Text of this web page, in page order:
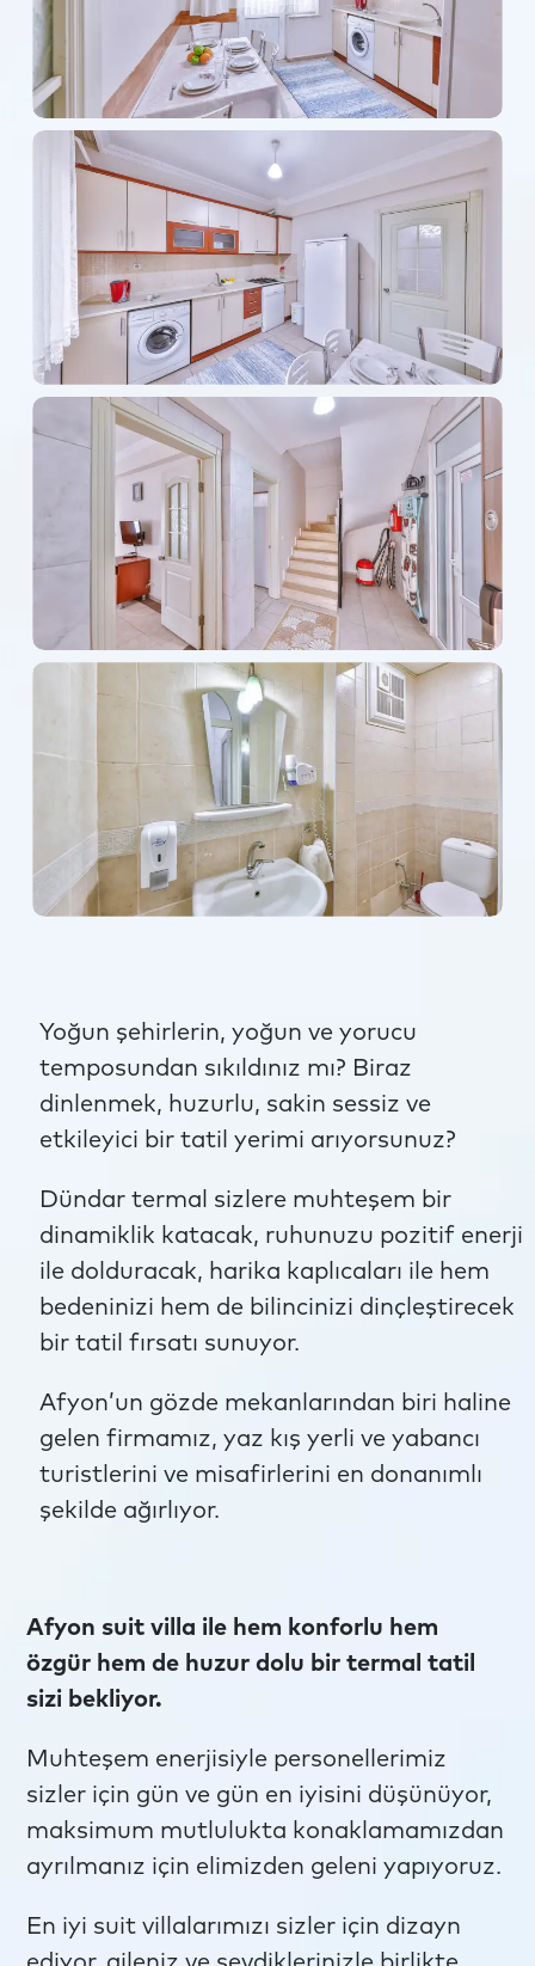
Yoğun şehirlerin, yoğun ve yorucu
temposundan sıkıldınız mı? Biraz
dinlenmek, huzurlu, sakin sessiz ve
etkileyici bir tatil yerimi arıyorsunuz?
Dündar termal sizlere muhteşem bir
dinamiklik katacak, ruhunuzu pozitif enerji
ile dolduracak, harika kaplıcaları ile hem
bedeninizi hem de bilincinizi dinçleştirecek
bir tatil fırsatı sunuyor.
Afyon’un gözde mekanlarından biri haline
gelen firmamız, yaz kış yerli ve yabancı
turistlerini ve misafirlerini en donanımlı
şekilde ağırlıyor.
Afyon suit villa ile hem konforlu hem
özgür hem de huzur dolu bir termal tatil
sizi bekliyor.
Muhteşem enerjisiyle personellerimiz
sizler için gün ve gün en iyisini düşünüyor,
maksimum mutlulukta konaklamamızdan
ayrılmanız için elimizden geleni yapıyoruz.
En iyi suit villalarımızı sizler için dizayn